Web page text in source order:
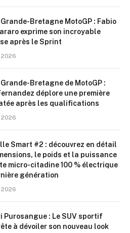
Grande-Bretagne MotoGP : Fabio
exprime son incroyable
après le Sprint
Grande-Bretagne de MotoGP :
déplore une première
après les qualifications
Smart #2 : découvrez en détail
le poids et la puissance
micro-citadine 100 % électrique
génération
Purosangue : Le SUV sportif
à dévoiler son nouveau look